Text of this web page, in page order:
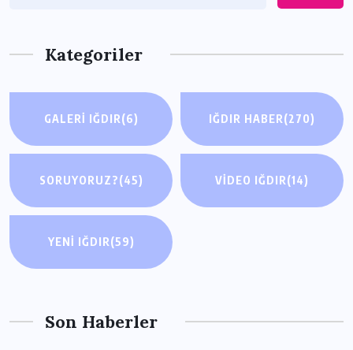
Kategoriler
GALERI IĞDIR(6) IĞDIR HABER(270)
SORUYORUZ?(45) VIDEO IĞDIR(14)
YENI IĞDIR(59)
Son Haberler